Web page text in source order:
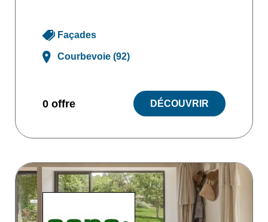
Façades
Courbevoie (92)
0 offre DÉCOUVRIR